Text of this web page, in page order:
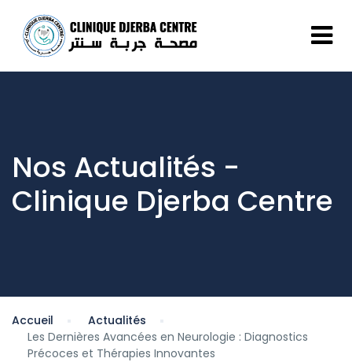
Nos Actualités -
Clinique Djerba Centre
Accueil
Actualités
Les Dernières Avancées en Neurologie : Diagnostics
Précoces et Thérapies Innovantes